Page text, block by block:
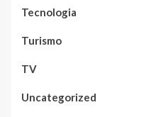
Tecnologia
Turismo
TV
Uncategorized